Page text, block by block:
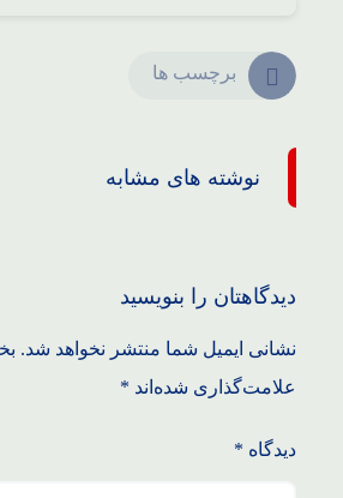
برچسب ها
نوشته های مشابه
دیدگاهتان را بنویسید
نشانی ایمیل شما منتشر نخواهد شد.
علامت‌گذاری شده‌اند *
دیدگاه *